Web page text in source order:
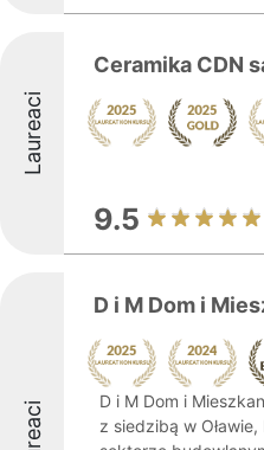
Laureaci
Ceramika CDN
9.5
D i M Dom i
D i M Dom i
z siedzibą w